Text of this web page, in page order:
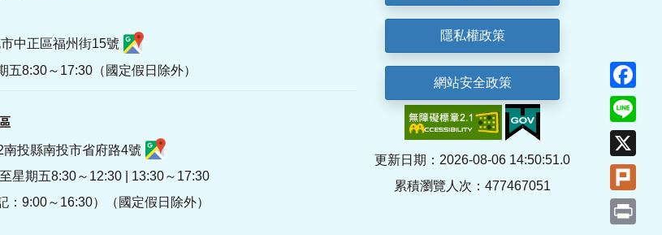
中正區福州街15號
五8:30～17:30（國定假日除外）
南投縣南投市省府路4號
星期五8:30～12:30 | 13:30～17:30
：9:00～16:30）（國定假日除外）
隱私權政策
網站安全政策
更新日期：2026-08-06 14:50:51.0
累積瀏覽人次：477467051